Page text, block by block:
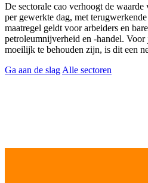
De sectorale cao verhoogt de waarde
per gewerkte dag, met
maatregel geldt voor arbeiders en
petroleumnijverheid en -handel. Voor
moeilijk te behouden zijn, is dit een
Ga aan de slag Alle sectoren